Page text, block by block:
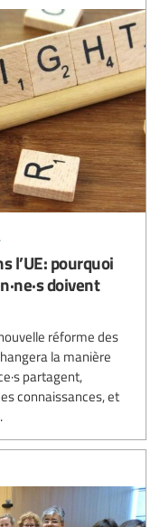
l’UE: pourquoi
doivent
réforme des
la manière
partagent,
connaissances, et